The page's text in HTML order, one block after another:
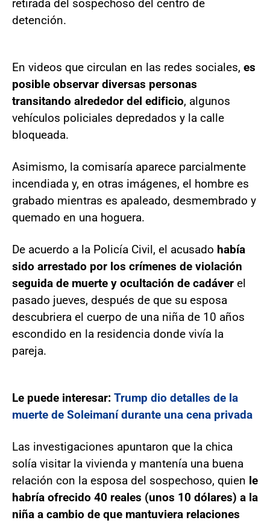
retirada del sospechoso del centro de
detención.
En videos que circulan en las redes sociales, es
posible observar diversas personas
transitando alrededor del edificio, algunos
vehículos policiales depredados y la calle
bloqueada.
Asimismo, la comisaría aparece parcialmente
incendiada y, en otras imágenes, el hombre es
grabado mientras es apaleado, desmembrado y
quemado en una hoguera.
De acuerdo a la Policía Civil, el acusado había
sido arrestado por los crímenes de violación
seguida de muerte y ocultación de cadáver el
pasado jueves, después de que su esposa
descubriera el cuerpo de una niña de 10 años
escondido en la residencia donde vivía la
pareja.
Le puede interesar: Trump dio detalles de la
muerte de Soleimaní durante una cena privada
Las investigaciones apuntaron que la chica
solía visitar la vivienda y mantenía una buena
relación con la esposa del sospechoso, quien le
habría ofrecido 40 reales (unos 10 dólares) a la
niña a cambio de que mantuviera relaciones